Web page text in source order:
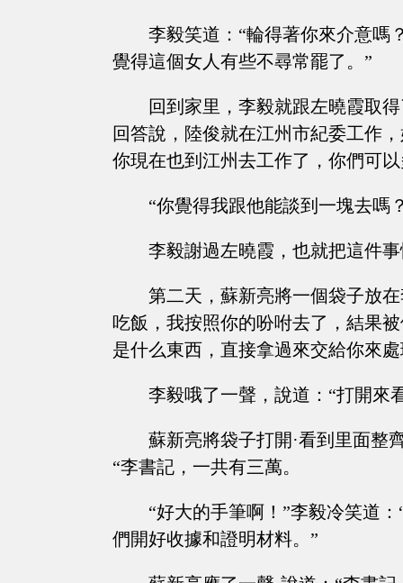
李毅笑道：“輪得著你來介意嗎
覺得這個女人有些不尋常罷了。”
回到家里，李毅就跟左曉霞取
回答說，陸俊就在江州市紀委工作
你現在也到江州去工作了，你們可
“你覺得我跟他能談到一塊去嗎
李毅謝過左曉霞，也就把這件
第二天，蘇新亮將一個袋子放
吃飯，我按照你的吩咐去了，結果
是什么東西，直接拿過來交給你來處
李毅哦了一聲，說道：“打開來
蘇新亮將袋子打開·看到里面整
“李書記，一共有三萬。
“好大的手筆啊！”李毅冷笑道
們開好收據和證明材料。”